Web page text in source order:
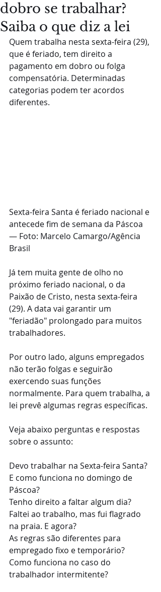
dobro se trabalhar?
Saiba o que diz a lei
Quem trabalha nesta sexta-feira (29),
que é feriado, tem direito a
pagamento em dobro ou folga
compensatória. Determinadas
categorias podem ter acordos
diferentes.
Sexta-feira Santa é feriado nacional e
antecede fim de semana da Páscoa
— Foto: Marcelo Camargo/Agência
Brasil
Já tem muita gente de olho no
próximo feriado nacional, o da
Paixão de Cristo, nesta sexta-feira
(29). A data vai garantir um
"feriadão" prolongado para muitos
trabalhadores.
Por outro lado, alguns empregados
não terão folgas e seguirão
exercendo suas funções
normalmente. Para quem trabalha, a
lei prevê algumas regras específicas.
Veja abaixo perguntas e respostas
sobre o assunto:
Devo trabalhar na Sexta-feira Santa?
E como funciona no domingo de
Páscoa?
Tenho direito a faltar algum dia?
Faltei ao trabalho, mas fui flagrado
na praia. E agora?
As regras são diferentes para
empregado fixo e temporário?
Como funciona no caso do
trabalhador intermitente?